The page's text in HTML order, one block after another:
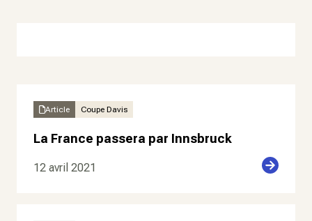
Article Coupe Davis
La France passera par Innsbruck
12 avril 2021